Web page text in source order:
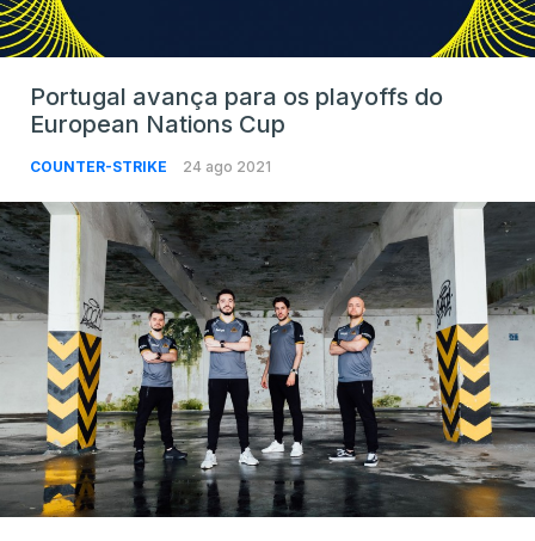
Portugal avança para os playoffs do
European Nations Cup
COUNTER-STRIKE 24 ago 2021